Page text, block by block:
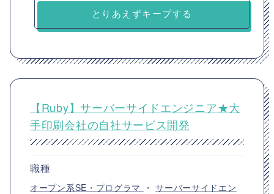
とりあえずキープする
【Ruby】サーバーサイドエンジニア★大
手印刷会社の自社サービス開発
職種
オープン系SE・プログラマ ・サーバーサイドエン